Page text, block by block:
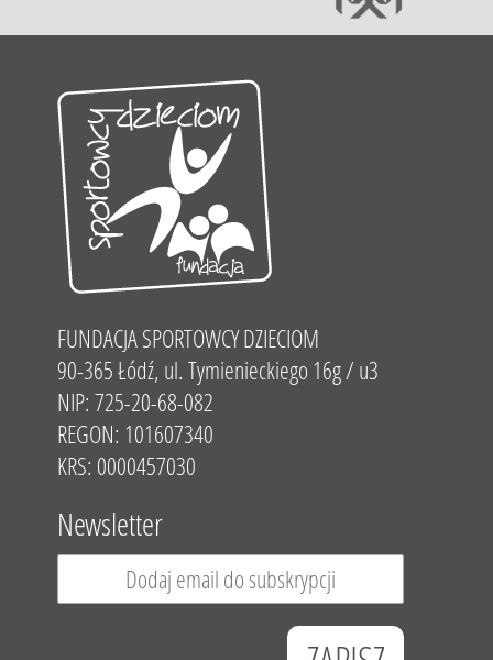
FUNDACJA SPORTOWCY DZIECIOM
90-365 Łódź, ul. Tymienieckiego 16g / u3
NIP: 725-20-68-082
REGON: 101607340
KRS: 0000457030
Newsletter